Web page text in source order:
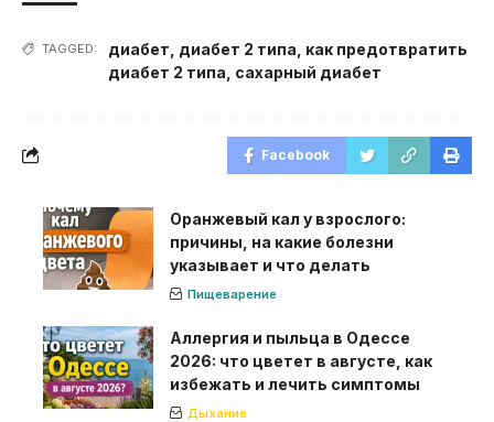
TAGGED: диабет диабет 2 типа как предотвратить
диабет 2 типа сахарный диабет
Facebook
Оранжевый кал у взрослого:
причины, на какие болезни
указывает и что делать
Пищеварение
Аллергия и пыльца в Одессе
2026: что цветет в августе, как
избежать и лечить симптомы
Дыхание